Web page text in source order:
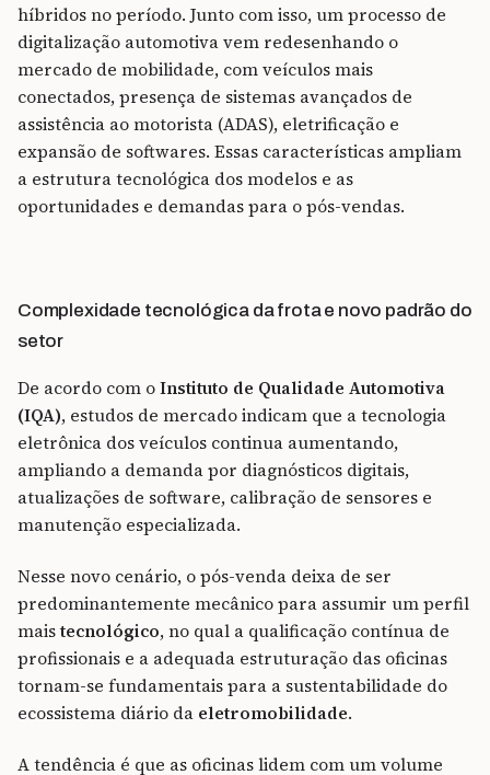
híbridos no período. Junto com isso, um processo de
digitalização automotiva vem redesenhando o
mercado de mobilidade, com veículos mais
conectados, presença de sistemas avançados de
assistência ao motorista (ADAS), eletrificação e
expansão de softwares. Essas características ampliam
a estrutura tecnológica dos modelos e as
oportunidades e demandas para o pós-vendas.
Complexidade tecnológica da frota e novo padrão do
setor
De acordo com oInstituto de Qualidade Automotiva
(IQA), estudos de mercado indicam que a tecnologia
eletrônica dos veículos continua aumentando,
ampliando a demanda por diagnósticos digitais,
atualizações de software, calibração de sensores e
manutenção especializada.
Nesse novo cenário, o pós-venda deixa de ser
predominantemente mecânico para assumir um perfil
maistecnológico, no qual a qualificação contínua de
profissionais e a adequada estruturação das oficinas
tornam-se fundamentais para a sustentabilidade do
ecossistema diário da eletromobilidade.
A tendência é que as oficinas lidem com um volume